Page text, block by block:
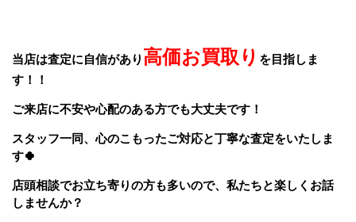
当店は査定に自信があり 高価お買取り を目指しま
す！！
ご来店に不安や心配のある方でも大丈夫です！
スタッフ一同、心のこもったご対応と丁寧な査定をいたしま
す🍀
店頭相談でお立ち寄りの方も多いので、私たちと楽しくお話
しませんか？